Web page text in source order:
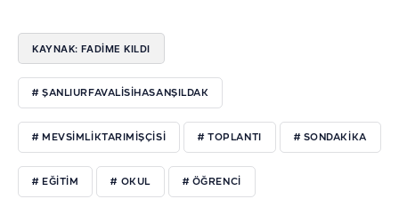
KAYNAK: FADIME KILDI
# ŞANLIURFAVALİSİHASANŞILDAK
# MEVSİMLİKTARIMİŞÇİSİ # TOPLANTI # SONDAKİKA
# EĞİTİM # OKUL # ÖĞRENCİ